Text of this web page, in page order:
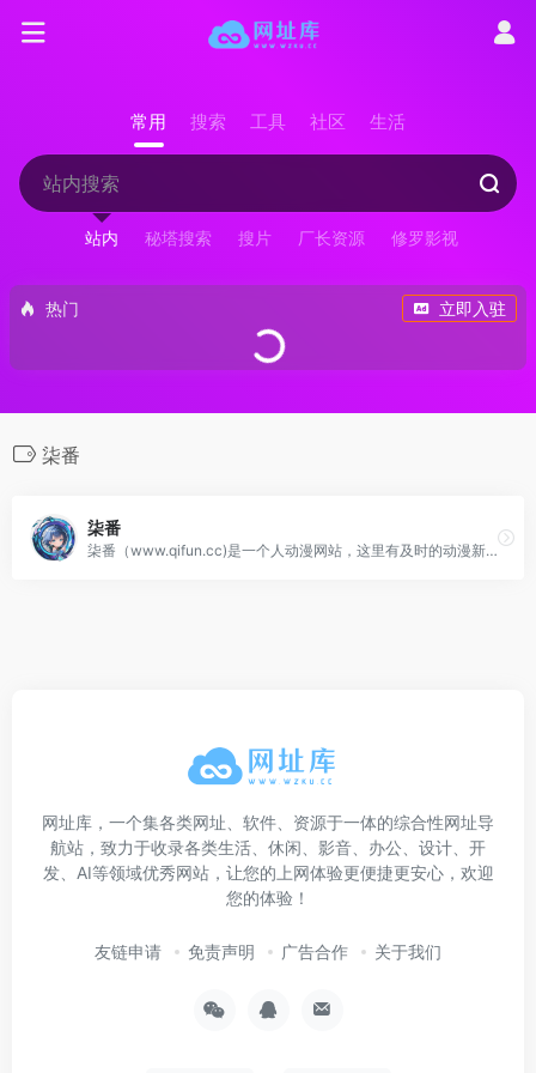
常用 搜索 工具 社区 生活
站内 秘塔搜索 搜片 厂长资源 修罗影视
热门 立即入驻
柒番
柒番
柒番（www.qifun.cc)是一个人动漫网站，这里有及时的动漫新番，活跃的ACG氛围，大家可以在这里找到许多欢乐。
网址库，一个集各类网址、软件、资源于一体的综合性网址导
航站，致力于收录各类生活、休闲、影音、办公、设计、开
发、AI等领域优秀网站，让您的上网体验更便捷更安心，欢迎
您的体验！
友链申请 免责声明 广告合作 关于我们